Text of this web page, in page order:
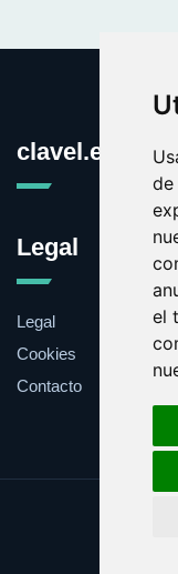
de
el
clavel.es
Legal
Legal
Cookies
Contacto